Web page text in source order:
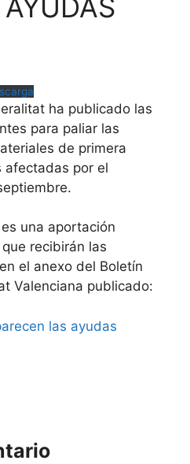
ha publicado las
para paliar las
de primera
afectadas por el
una aportación
recibirán las
el anexo del Boletín
Valenciana publicado:
las ayudas